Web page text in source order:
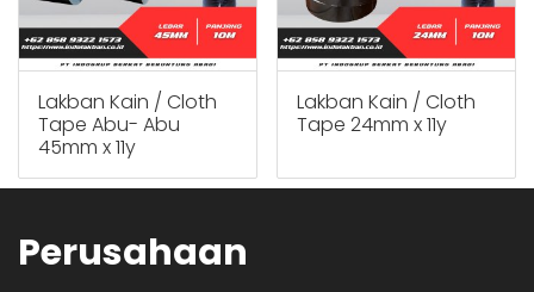
Lakban Kain / Cloth
Tape Abu- Abu
45mm x 11y
Lakban Kain / Cloth
Tape 24mm x 11y
Perusahaan